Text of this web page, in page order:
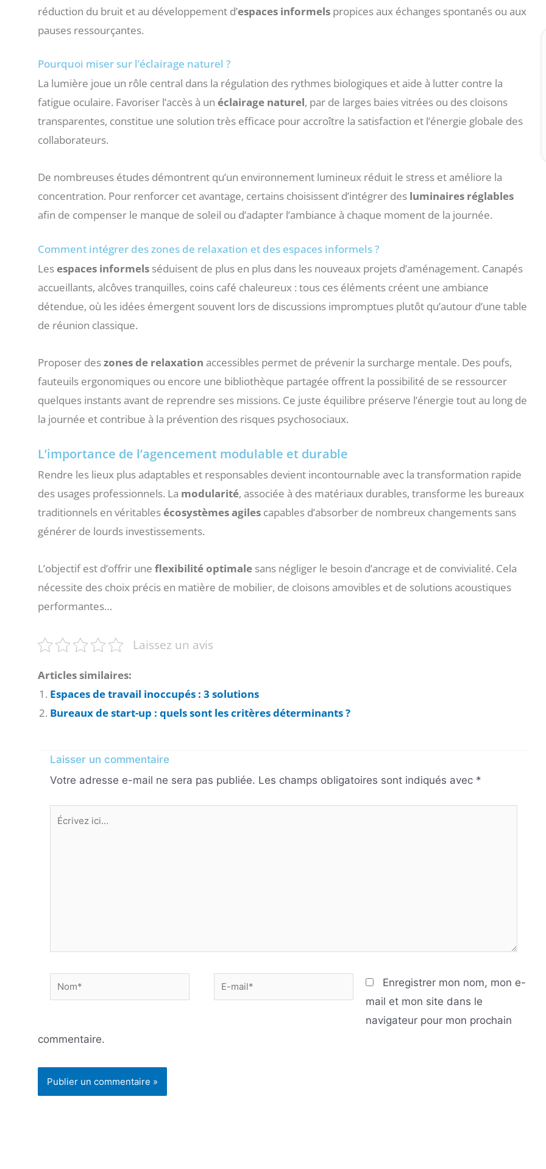
réduction du bruit et au développement d’espaces informels propices aux échanges spontanés ou aux
pauses ressourçantes.
Pourquoi miser sur l’éclairage naturel ?
La lumière joue un rôle central dans la régulation des rythmes biologiques et aide à lutter contre la
fatigue oculaire. Favoriser l’accès à un éclairage naturel, par de larges baies vitrées ou des cloisons
transparentes, constitue une solution très efficace pour accroître la satisfaction et l’énergie globale des
collaborateurs.
De nombreuses études démontrent qu’un environnement lumineux réduit le stress et améliore la
concentration. Pour renforcer cet avantage, certains choisissent d’intégrer des luminaires réglables
afin de compenser le manque de soleil ou d’adapter l’ambiance à chaque moment de la journée.
Comment intégrer des zones de relaxation et des espaces informels ?
Lesespaces informels séduisent de plus en plus dans les nouveaux projets d’aménagement. Canapés
accueillants, alcôves tranquilles, coins café chaleureux : tous ces éléments créent une ambiance
détendue, où les idées émergent souvent lors de discussions impromptues plutôt qu’autour d’une table
de réunion classique.
Proposer deszones de relaxation accessibles permet de prévenir la surcharge mentale. Des poufs,
fauteuils ergonomiques ou encore une bibliothèque partagée offrent la possibilité de se ressourcer
quelques instants avant de reprendre ses missions. Ce juste équilibre préserve l’énergie tout au long de
la journée et contribue à la prévention des risques psychosociaux.
L’importance de l’agencement modulable et durable
Rendre les lieux plus adaptables et responsables devient incontournable avec la transformation rapide
des usages professionnels. La modularité, associée à des matériaux durables, transforme les bureaux
traditionnels en véritablesécosystèmes agiles capables d’absorber de nombreux changements sans
générer de lourds investissements.
L’objectif est d’offrir une flexibilité optimale sans négliger le besoin d’ancrage et de convivialité. Cela
nécessite des choix précis en matière de mobilier, de cloisons amovibles et de solutions acoustiques
performantes…
Laissez un avis
Articles similaires:
Espaces de travail inoccupés : 3 solutions
Bureaux de start-up : quels sont les critères déterminants ?
Laisser un commentaire
Votre adresse e-mail ne sera pas publiée. Les champs obligatoires sont indiqués avec *
Écrivez
Nom*
E-
mail*
Enregistrer mon nom, mon e-
mail et mon site dans le
navigateur pour mon prochain
commentaire.